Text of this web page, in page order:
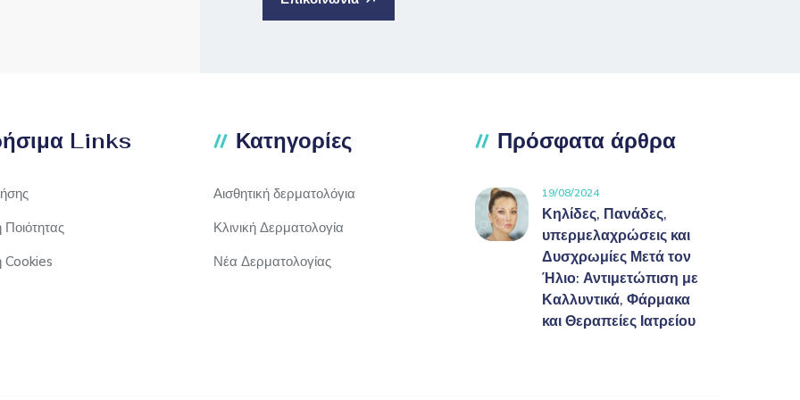
Links
Ποιότητας
Cookies
Κατηγορίες
Αισθητική δερματολόγια
Κλινική Δερματολογία
Νέα Δερματολογίας
Πρόσφατα άρθρα
19/08/2024
Κηλίδες, Πανάδες,
υπερμελαχρώσεις και
Δυσχρωμίες Μετά τον
Ήλιο: Αντιμετώπιση με
Καλλυντικά, Φάρμακα
και Θεραπείες Ιατρείου